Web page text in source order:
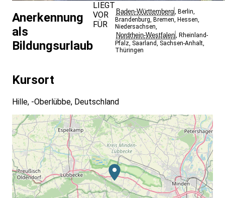
Anerkennung
als
Bildungsurlaub
LIEGT
VOR
FÜR
Baden-Württemberg, Berlin,
Brandenburg, Bremen, Hessen,
Niedersachsen,
Nordrhein-Westfalen, Rheinland-
Pfalz, Saarland, Sachsen-Anhalt,
Thüringen
Kursort
Hille, -Oberlübbe, Deutschland